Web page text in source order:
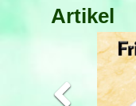
Artikel